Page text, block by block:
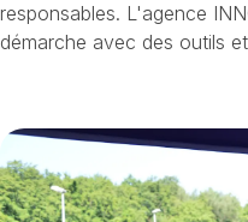
responsables. L'agence
démarche avec des outils